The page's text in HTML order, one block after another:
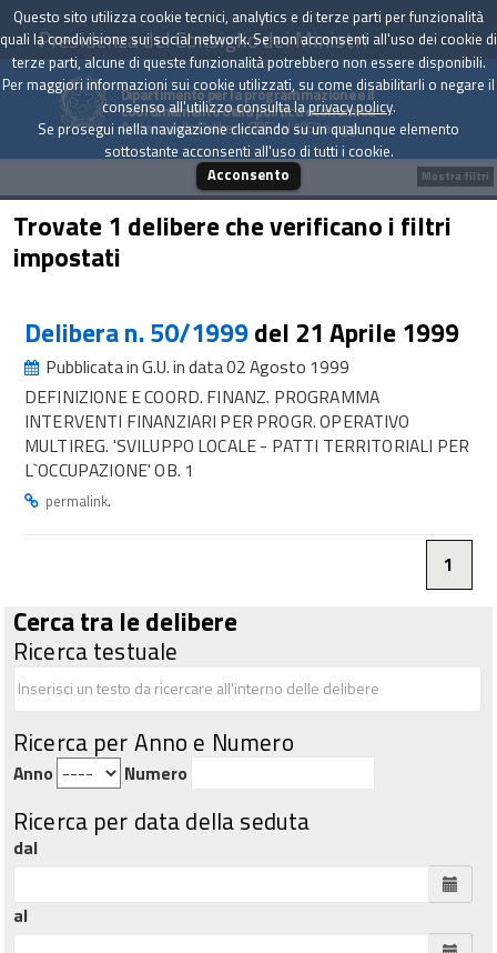
Presidenza del Consiglio dei Ministri
Dipartimento per la programmazione e il
coordinamento della politica economica
Archivio delle Delibere CIPE dal 1967 a oggi
Trovate 1 delibere che verificano i filtri
impostati
Delibera n. 50/1999del 21 Aprile 1999
Pubblicata in G.U. in data 02 Agosto 1999
DEFINIZIONE E COORD. FINANZ. PROGRAMMA
INTERVENTI FINANZIARI PER PROGR. OPERATIVO
MULTIREG. 'SVILUPPO LOCALE - PATTI TERRITORIALI PER
L`OCCUPAZIONE' OB. 1
permalink.
1
Cerca tra le delibere
Ricerca testuale
Ricerca per Anno e Numero
Anno Numero
Ricerca per data della seduta
dal
al
Mostra filtri
Questo sito utilizza cookie tecnici, analytics e di terze parti per funzionalità
quali la condivisione sui social network. Se non acconsenti all'uso dei cookie di
terze parti, alcune di queste funzionalità potrebbero non essere disponibili.
Per maggiori informazioni sui cookie utilizzati, su come disabilitarli o negare il
consenso all'utilizzo consulta laprivacy policy.
Se prosegui nella navigazione cliccando su un qualunque elemento
sottostante acconsenti all'uso di tutti i cookie.
Acconsento